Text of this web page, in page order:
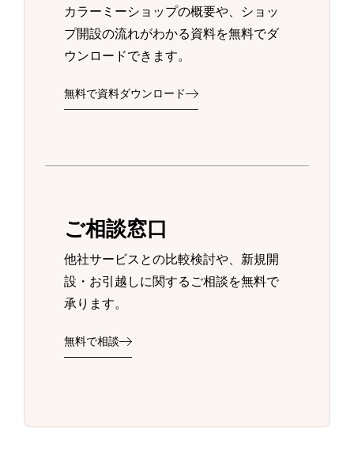
カラーミーショップの概要や、ショッ
プ開設の流れがわかる資料を無料でダ
ウンロードできます。
無料で資料ダウンロード
ご相談窓口
他社サービスとの比較検討や、新規開
設・お引越しに関するご相談を無料で
承ります。
無料で相談